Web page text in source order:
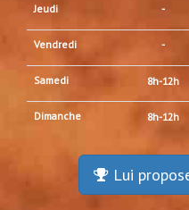
Jeudi -
Vendredi -
Samedi 8h-12h
Dimanche 8h-12h
Lui